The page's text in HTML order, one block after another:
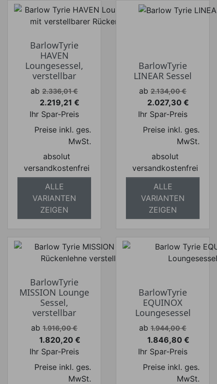
BarlowTyrie
HAVEN
Loungesessel,
verstellbar
Verkaufspreis
ab 2.336,01 €
Preis
2.219,21 €
Ihr Spar-Preis
Preise inkl. ges.
MwSt.
absolut
versandkostenfrei
ALLE
VARIANTEN
ZEIGEN
BarlowTyrie
LINEAR Sessel
Verkaufspreis
ab 2.134,00 €
Preis
2.027,30 €
Ihr Spar-Preis
Preise inkl. ges.
MwSt.
absolut
versandkostenfrei
ALLE
VARIANTEN
ZEIGEN
BarlowTyrie
MISSION Lounge
Sessel,
verstellbar
Verkaufspreis
ab 1.916,00 €
Preis
1.820,20 €
Ihr Spar-Preis
Preise inkl. ges.
MwSt.
BarlowTyrie
EQUINOX
Loungesessel
Verkaufspreis
ab 1.944,00 €
Preis
1.846,80 €
Ihr Spar-Preis
Preise inkl. ges.
MwSt.